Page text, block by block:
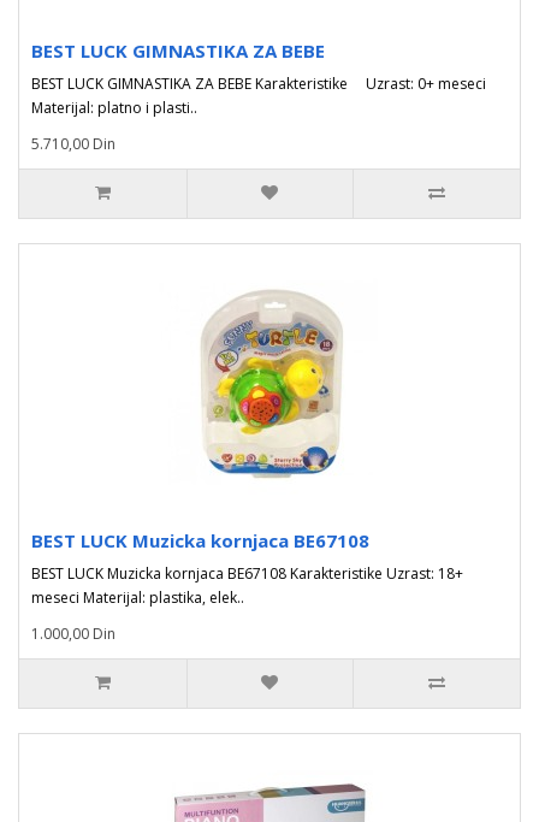
BEST LUCK GIMNASTIKA ZA BEBE
BEST LUCK GIMNASTIKA ZA BEBE Karakteristike Uzrast: 0+ meseci
Materijal: platno i plasti..
5.710,00 Din
BEST LUCK Muzicka kornjaca BE67108
BEST LUCK Muzicka kornjaca BE67108 Karakteristike Uzrast: 18+
meseci Materijal: plastika, elek..
1.000,00 Din